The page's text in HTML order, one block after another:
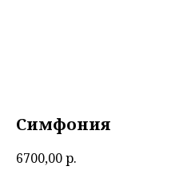
Симфония
6700,00р.